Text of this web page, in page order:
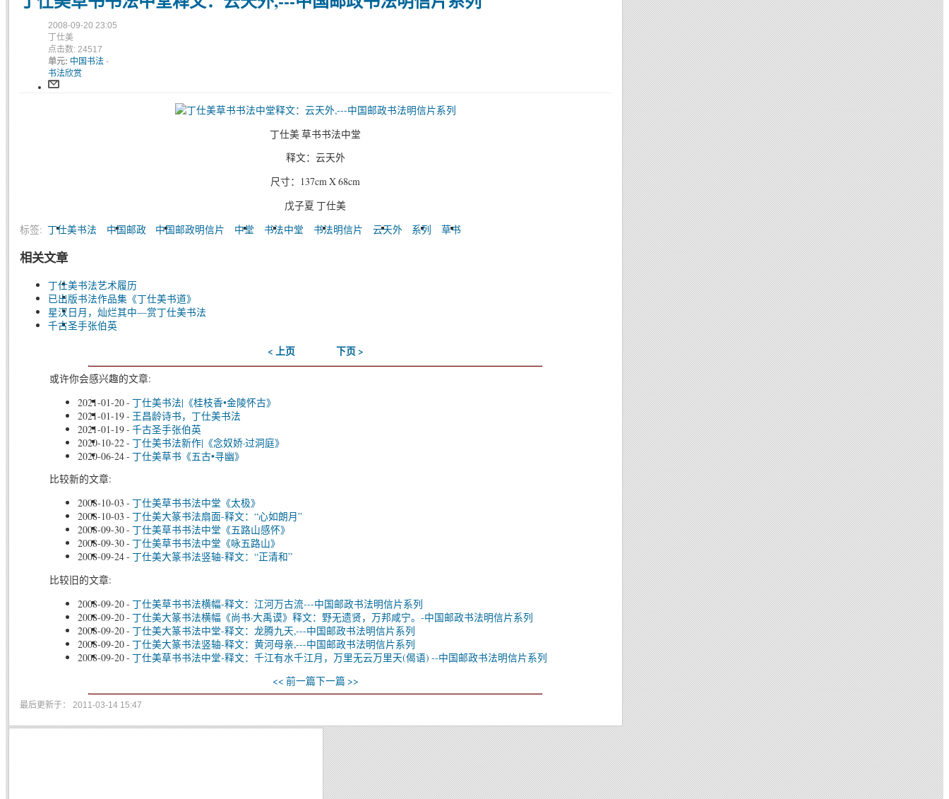
2008-09-20 23:05
丁仕美
点击数: 24517
单元: 中国书法 -
书法欣赏
丁仕美 草书书法中堂
释文：云天外
尺寸：137cm X 68cm
戊子夏 丁仕美
标签: 丁仕美书法 中国邮政 中国邮政明信片 中堂 书法中堂 书法明信片 云天外 系列 草书
相关文章
丁仕美书法艺术履历
已出版书法作品集《丁仕美书道》
星汉日月，灿烂其中—赏丁仕美书法
千古圣手张伯英
< 上页 下页 >
或许你会感兴趣的文章:
2021-01-20- 丁仕美书法|《桂枝香•金陵怀古》
2021-01-19- 王昌龄诗书，丁仕美书法
2021-01-19- 千古圣手张伯英
2020-10-22- 丁仕美书法新作|《念奴娇·过洞庭》
2020-06-24- 丁仕美草书《五古•寻幽》
比较新的文章:
2008-10-03 - 丁仕美草书书法中堂《太极》
2008-10-03 - 丁仕美大篆书法扇面-释文：“心如朗月”
2008-09-30- 丁仕美草书书法中堂《五路山感怀》
2008-09-30- 丁仕美草书书法中堂《咏五路山》
2008-09-24- 丁仕美大篆书法竖轴-释文：“正清和”
比较旧的文章:
2008-09-20- 丁仕美草书书法横幅-释文：江河万古流---中国邮政书法明信片系列
2008-09-20- 丁仕美大篆书法横幅《尚书·大禹谟》释文：野无遗贤，万邦咸宁。-中国邮政书法明信片系列
2008-09-20- 丁仕美大篆书法中堂-释文：龙腾九天,---中国邮政书法明信片系列
2008-09-20- 丁仕美大篆书法竖轴-释文：黄河母亲,---中国邮政书法明信片系列
2008-09-20- 丁仕美草书书法中堂-释文：千江有水千江月，万里无云万里天(偈语) --中国邮政书法明信片系列
<< 前一篇下一篇 >>
最后更新于： 2011-03-14 15:47